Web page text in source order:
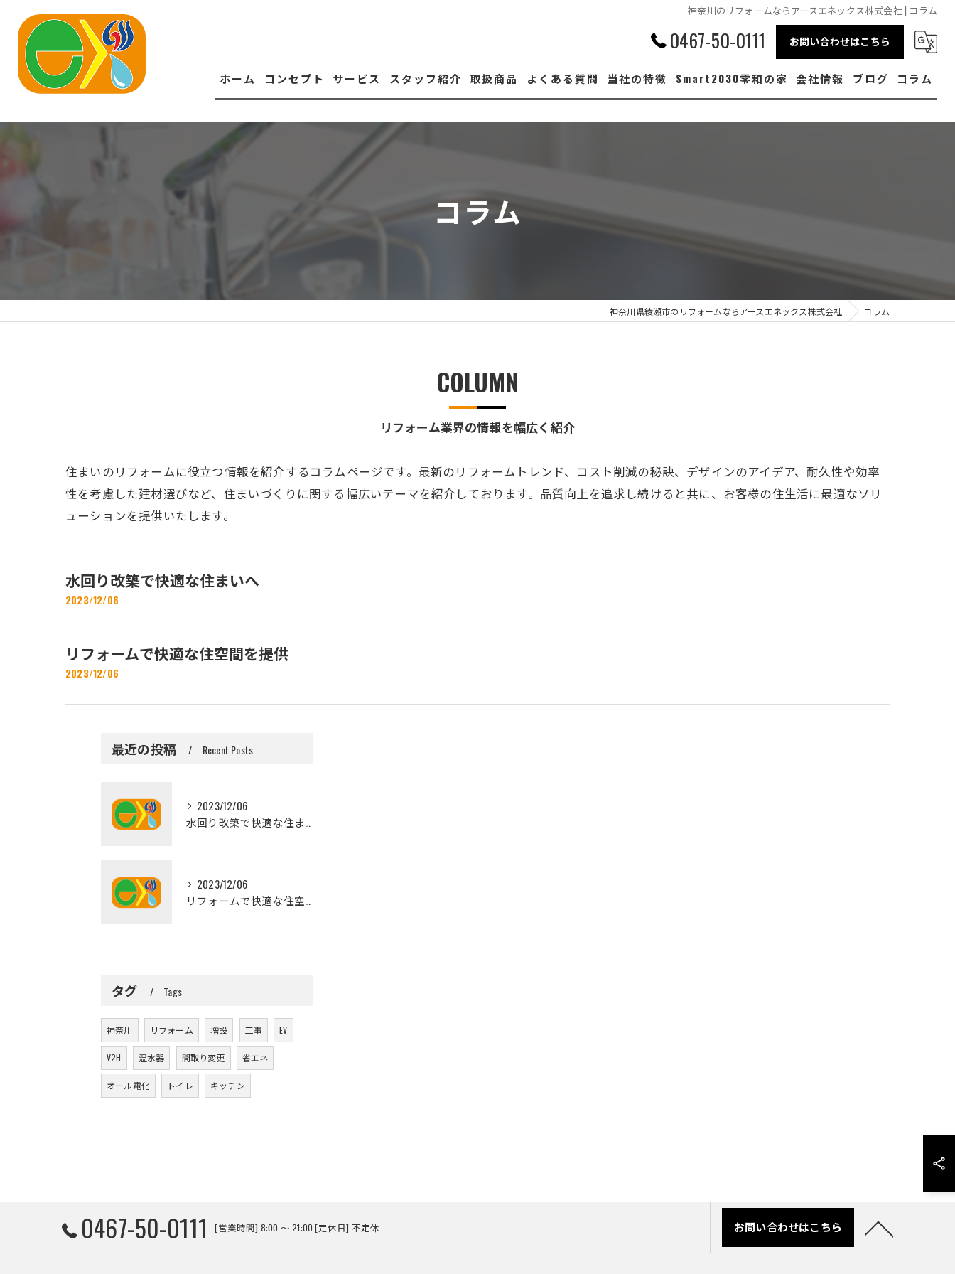
神奈川のリフォームならアースエネックス株式会社 | コラム
0467-50-0111 お問い合わせはこちら
ホーム コンセプト サービス スタッフ紹介 取扱商品 よくある質問 当社の特徴
太陽光
Smart2030零和の家 会社情報 ブログ コラム
コラム
神奈川県綾瀬市のリフォームならアースエネックス株式会社 コラム
COLUMN
リフォーム業界の情報を幅広く紹介
住まいのリフォームに役立つ情報を紹介するコラムページです。最新のリフォームトレンド、コスト削減の秘訣、デザインのアイデア、耐久性や効率
性を考慮した建材選びなど、住まいづくりに関する幅広いテーマを紹介しております。品質向上を追求し続けると共に、お客様の住生活に最適なソリ
ューションを提供いたします。
水回り改築で快適な住まいへ
2023/12/06
リフォームで快適な住空間を提供
2023/12/06
最近の投稿 Recent Posts
2023/12/06
水回り改築で快適な住まいへ
2023/12/06
リフォームで快適な住空間を提供
タグ Tags
神奈川 リフォーム 増設 工事 EV
V2H 温水器 間取り変更 省エネ
オール電化 トイレ キッチン
0467-50-0111 [営業時間] 8:00 〜 21:00 [定休日] 不定休 お問い合わせはこちら